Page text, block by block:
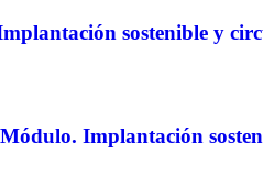
sostenible y
Implantación